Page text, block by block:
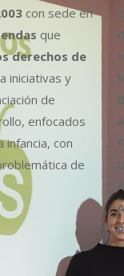
con sede en
que
derechos de
iniciativas y
de
enfocados
infancia, con
de